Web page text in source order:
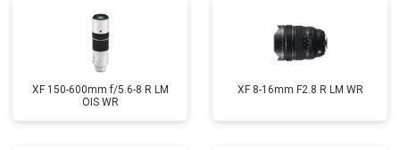
XF 150-600mm f/5.6-8 R LM
OIS WR
XF 8-16mm F2.8 R LM WR